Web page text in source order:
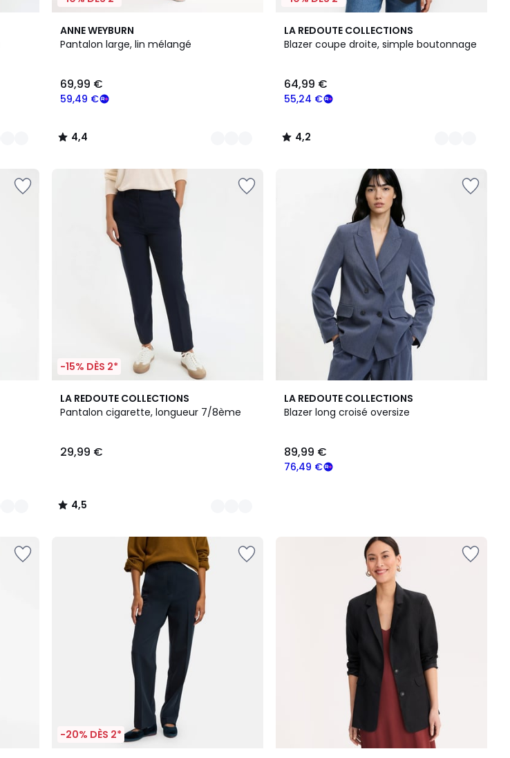
ANNE WEYBURN
Pantalon large, lin mélangé
59,49 €
69,99 €
4,4
/ 5
2
Couleurs
4,4
/
LA REDOUTE COLLECTIONS
Blazer coupe droite, simple boutonnage
55,24 €
64,99 €
4,2
/ 5
3
Couleurs
4,2
/
-15% DÈS 2*
LA REDOUTE COLLECTIONS
Pantalon cigarette, longueur 7/8ème
29,99 €
4,5
/ 5
3
Couleurs
4,5
/
LA REDOUTE COLLECTIONS
Blazer long croisé oversize
76,49 €
89,99 €
-20% DÈS 2*